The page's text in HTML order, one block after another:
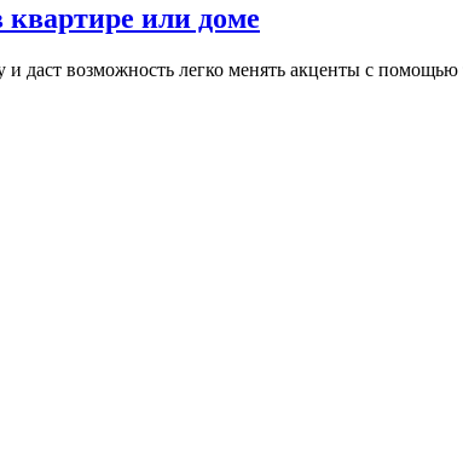
или доме
даст возможность легко менять акценты с помощью